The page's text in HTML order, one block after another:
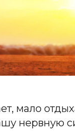
мало
нервную